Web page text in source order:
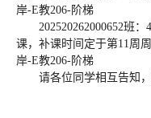
岸-E教206-阶梯
202520262000652班
课，补课时间定于第11周
岸-E教206-阶梯
请各位同学相互告知，